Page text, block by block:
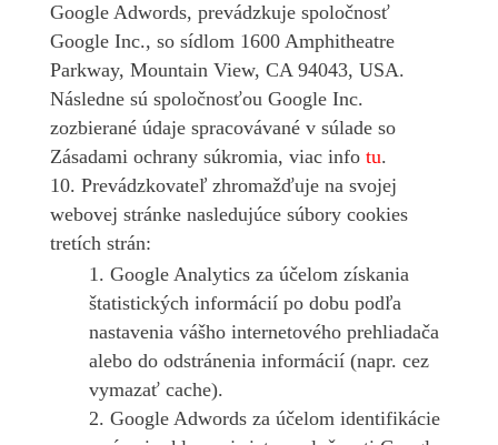
Google Adwords, prevádzkuje spoločnosť
Google Inc., so sídlom 1600 Amphitheatre
Parkway, Mountain View, CA 94043, USA.
Následne sú spoločnosťou Google Inc.
zozbierané údaje spracovávané v súlade so
Zásadami ochrany súkromia, viac info tu.
Prevádzkovateľ zhromažďuje na svojej
webovej stránke nasledujúce súbory cookies
tretích strán:
Google Analytics za účelom získania
štatistických informácií po dobu podľa
nastavenia vášho internetového prehliadača
alebo do odstránenia informácií (napr. cez
vymazať cache).
Google Adwords za účelom identifikácie